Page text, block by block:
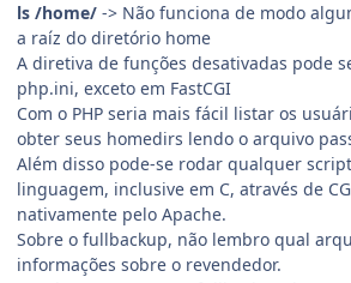
ls /home/ -> Não funciona de modo
a raíz do diretório home
A diretiva de funções desativadas pode
php.ini, exceto em FastCGI
Com o PHP seria mais fácil listar os
obter seus homedirs lendo o arquivo
Além disso pode-se rodar qualquer
linguagem, inclusive em C, através de
nativamente pelo Apache.
Sobre o fullbackup, não lembro qual
informações sobre o revendedor.